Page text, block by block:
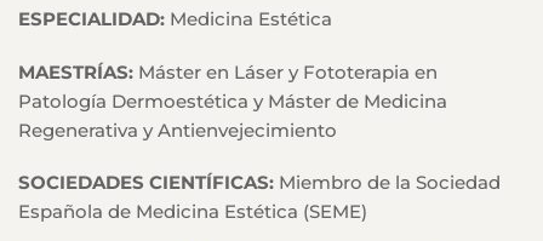
ESPECIALIDAD: Medicina Estética
MAESTRÍAS: Máster en Láser y Fototerapia en
Patología Dermoestética y Máster de Medicina
Regenerativa y Antienvejecimiento
SOCIEDADES CIENTÍFICAS: Miembro de la Sociedad
Española de Medicina Estética (SEME)